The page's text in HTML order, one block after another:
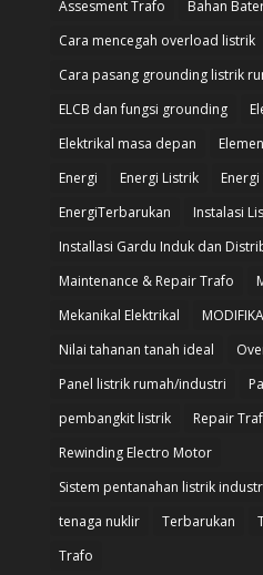
Assesment Trafo
Bahan
Cara mencegah overload listrik
Cara pasang grounding listrik
ELCB dan fungsi grounding
Elektrikal masa depan
Energi
Energi Listrik
EnergiTerbarukan
Instalasi
Installasi Gardu Induk dan
Maintenance & Repair Trafo
Mekanikal Elektrikal
Nilai tahanan tanah ideal
Panel listrik rumah/industri
pembangkit listrik
Repair
Rewinding Electro Motor
Sistem pentanahan listrik
tenaga nuklir
Terbarukan
Trafo